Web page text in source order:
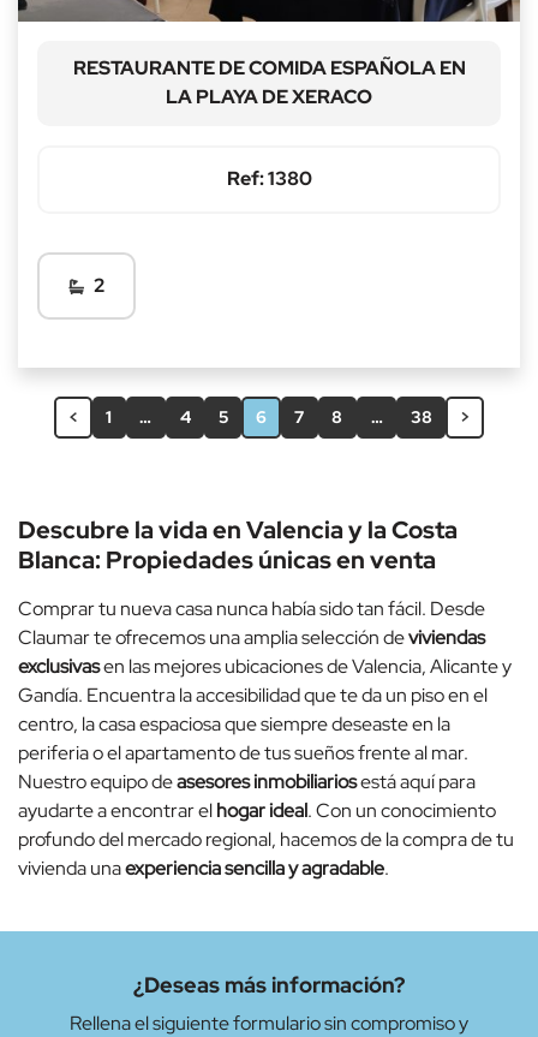
RESTAURANTE DE COMIDA ESPAÑOLA EN
LA PLAYA DE XERACO
Ref: 1380
2
< 1 … 4 5 6 7 8 … 38 >
Descubre la vida en Valencia y la Costa
Blanca: Propiedades únicas en venta
Comprar tu nueva casa nunca había sido tan fácil. Desde
Claumar te ofrecemos una amplia selección deviviendas
exclusivasen las mejores ubicaciones de Valencia, Alicante y
Gandía. Encuentra la accesibilidad que te da un piso en el
centro, la casa espaciosa que siempre deseaste en la
periferia o el apartamento de tus sueños frente al mar.
Nuestro equipo deasesores inmobiliariosestá aquí para
ayudarte a encontrar elhogar ideal. Con un conocimiento
profundo del mercado regional, hacemos de la compra de tu
vivienda unaexperiencia sencilla y agradable.
¿Deseas más información?
Rellena el siguiente formulario sin compromiso y